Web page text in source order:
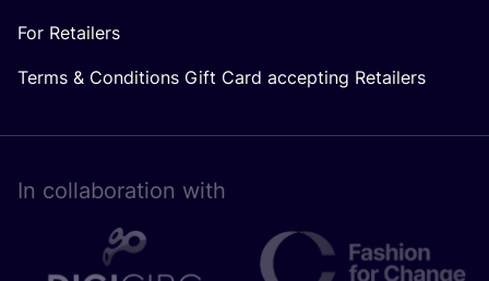
For Retailers
Terms & Conditions Gift Card accepting Retailers
In collaboration with